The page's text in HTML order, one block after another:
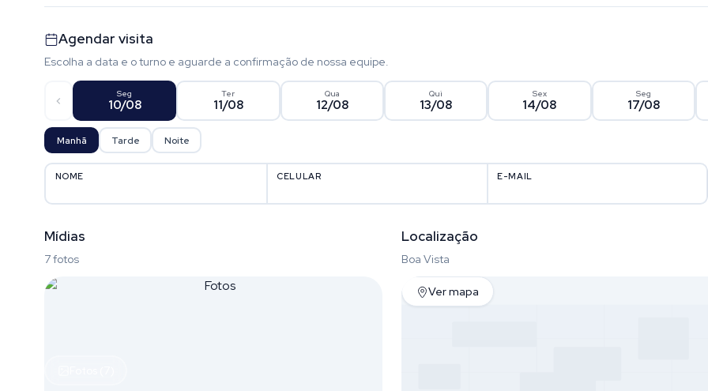
Agendar visita
Escolha a data e o turno e aguarde a confirmação de nossa equipe.
Seg
10/08
Ter
11/08
Qua
12/08
Qui
13/08
Sex
14/08
Seg
17/08
Manhã Tarde Noite
NOME CELULAR E-MAIL
Mídias
7 fotos
Localização
Boa Vista
Ver mapa